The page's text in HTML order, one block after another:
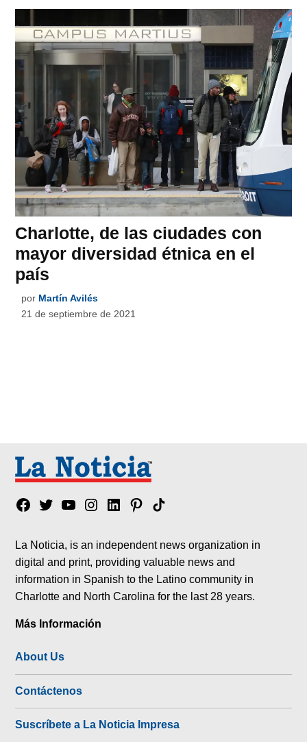
Charlotte, de las ciudades con
mayor diversidad étnica en el
país
por Martín Avilés
21 de septiembre de 2021
Facebook
TwitterYouTubeInstagram
LinkedinPinterest
Tik
La Noticia, is an independent news organization in
digital and print, providing valuable news and
information in Spanish to the Latino community in
Charlotte and North Carolina for the last 28 years.
Más Información
About Us
Contáctenos
Suscríbete a La Noticia Impresa